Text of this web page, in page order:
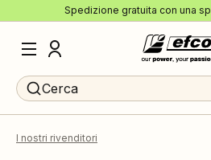
Spedizione gratuita con una
Cerca
I nostri rivenditori